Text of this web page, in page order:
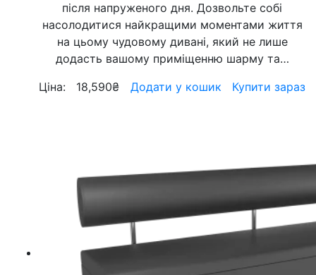
після напруженого дня. Дозвольте собі
насолодитися найкращими моментами життя
на цьому чудовому дивані, який не лише
додасть вашому приміщенню шарму та…
Ціна:
18,590₴ Додати у кошик Купити зараз